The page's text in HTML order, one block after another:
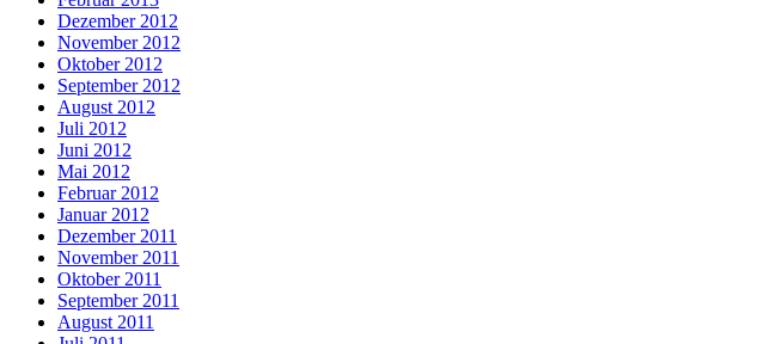
Dezember 2012
November 2012
Oktober 2012
September 2012
August 2012
Juli 2012
Juni 2012
Mai 2012
Februar 2012
Januar 2012
Dezember 2011
November 2011
Oktober 2011
September 2011
August 2011